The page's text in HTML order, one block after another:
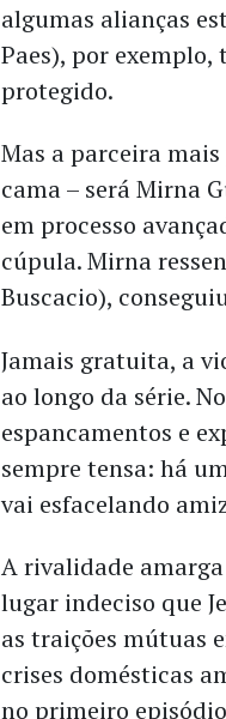
algumas alianças
Paes), por exemplo,
protegido.
Mas a parceira
cama – será Mirna
em processo
cúpula. Mirna
Buscacio),
Jamais gratuita, a
ao longo da série.
espancamentos e
sempre tensa: há
vai esfacelando
A rivalidade
lugar indeciso que
as traições mútuas
crises domésticas
no primeiro